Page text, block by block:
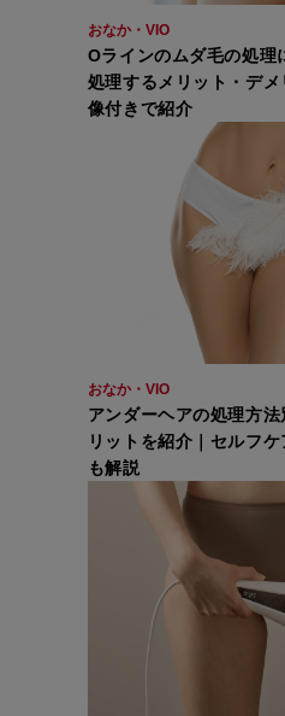
おなか・VIO
Oラインのムダ毛の処理
処理するメリット・デ
像付きで紹介
おなか・VIO
アンダーヘアの処理方
リットを紹介｜セルフ
も解説